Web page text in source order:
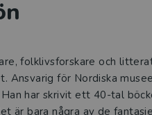
folklivsforskare och
Ansvarig för Nordiska
har skrivit ett 40-tal
är bara några av de